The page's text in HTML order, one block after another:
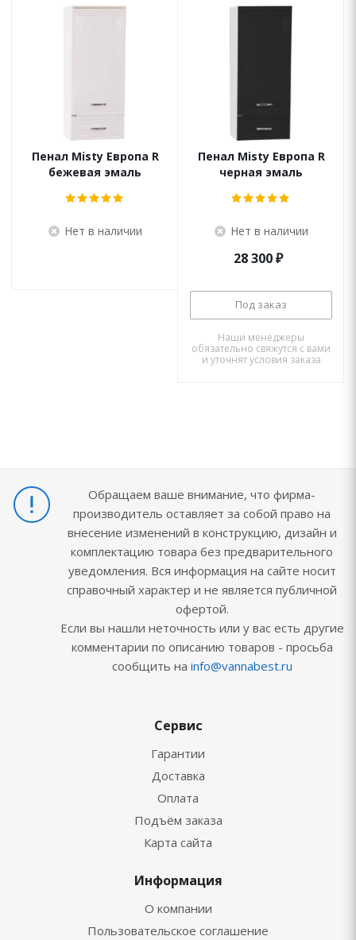
Пенал Misty Европа R
бежевая эмаль
Нет в наличии
Пенал Misty Европа R
черная эмаль
Нет в наличии
28 300₽
Под заказ
Наши менеджеры
обязательно свяжутся с вами
и уточнят условия заказа
Обращаем ваше внимание, что фирма-
производитель оставляет за собой право на
внесение изменений в конструкцию, дизайн и
комплектацию товара без предварительного
уведомления. Вся информация на сайте носит
справочный характер и не является публичной
офертой.
Если вы нашли неточность или у вас есть другие
комментарии по описанию товаров - просьба
сообщить на info@vannabest.ru
Сервис
Гарантии
Доставка
Оплата
Подъём заказа
Карта сайта
Информация
О компании
Пользовательское соглашение